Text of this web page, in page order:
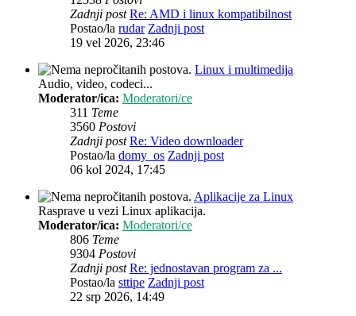
Zadnji post Re: AMD i linux kompatibilnost
Postao/la rudar Zadnji post
19 vel 2026, 23:46
Linux i multimedija
Audio, video, codeci...
Moderator/ica: Moderatori/ce
311 Teme
3560 Postovi
Zadnji post Re: Video downloader
Postao/la domy_os Zadnji post
06 kol 2024, 17:45
Aplikacije za Linux
Rasprave u vezi Linux aplikacija.
Moderator/ica: Moderatori/ce
806 Teme
9304 Postovi
Zadnji post Re: jednostavan program za ...
Postao/la sttipe Zadnji post
22 srp 2026, 14:49